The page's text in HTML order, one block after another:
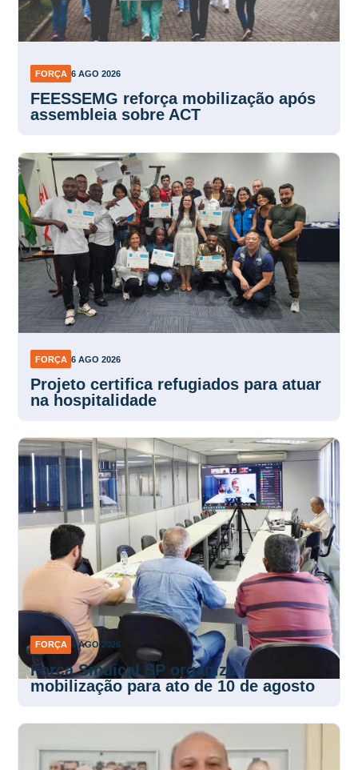
FORÇA 6 AGO 2026
assembleia sobre ACT
FORÇA 6 AGO 2026
Projeto certifica refugiados para atuar
na hospitalidade
6 AGO 2026
Força Sindical SP organiza
mobilização para ato de 10 de agosto